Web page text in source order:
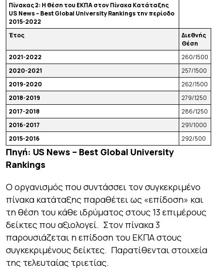
Πίνακας 2: Η θέση του ΕΚΠΑ στον Πίνακα Κατάταξης
US News– BestGlobal UniversityRankingsτην περίοδο
2015-2022
Έτος
Διεθνής
Θέση
2021-2022
260/1500
2020-2021
257/1500
2019-2020
262/1500
2018-2019
279/1250
2017-2018
286/1250
2016-2017
291/1000
2015-2016
292/500
Πηγή: US News – Best Global University
Rankings
Ο οργανισμός που συντάσσει τον συγκεκριμένο
πίνακα κατάταξης παραθέτει ως «επίδοση» και
τη θέση του κάθε ιδρύματος στους 13 επιμέρους
δείκτες που αξιολογεί. Στον πίνακα 3
παρουσιάζεται η επίδοση του ΕΚΠΑ στους
συγκεκριμένους δείκτες. Παρατίθενται στοιχεία
της τελευταίας τριετίας.